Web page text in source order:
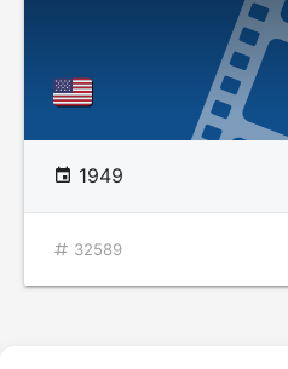
1949
32589